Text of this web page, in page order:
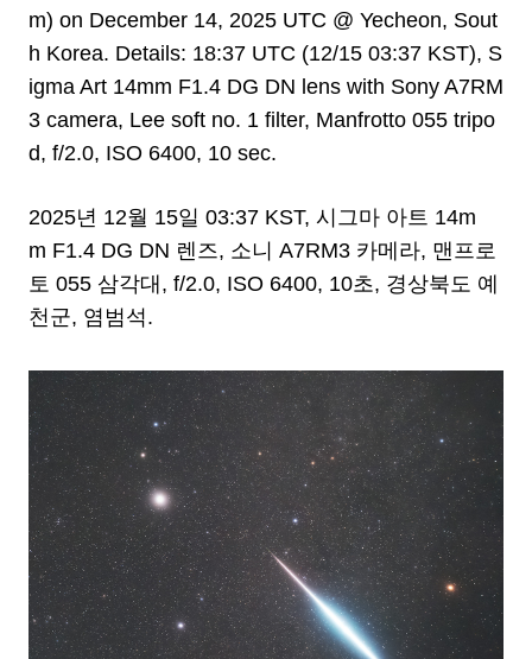
m) on December 14, 2025 UTC @ Yecheon, Sout
h Korea. Details: 18:37 UTC (12/15 03:37 KST), S
igma Art 14mm F1.4 DG DN lens with Sony A7RM
3 camera, Lee soft no. 1 filter, Manfrotto 055 tripo
d, f/2.0, ISO 6400, 10 sec.
2025년 12월 15일 03:37 KST, 시그마 아트 14m
m F1.4 DG DN 렌즈, 소니 A7RM3 카메라, 맨프로
토 055 삼각대, f/2.0, ISO 6400, 10초, 경상북도 예
천군, 염범석.